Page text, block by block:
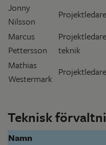
Jonny
Nilsson
Projektledare
Marcus
Pettersson
Projektledare
teknik
Mathias
Westermark
Projektledare
Teknisk
Namn